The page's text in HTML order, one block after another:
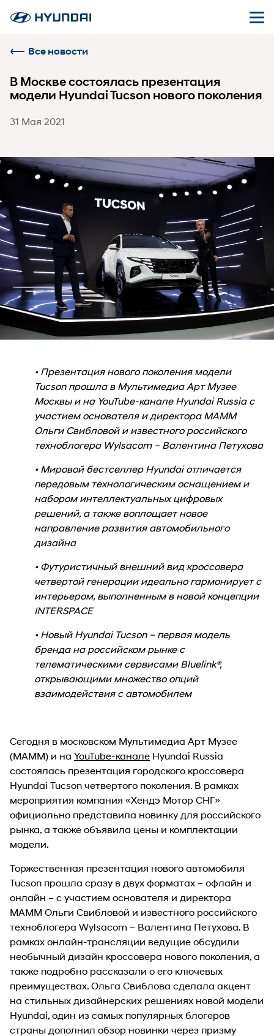
Все новости
В Москве состоялась презентация
модели Hyundai Tucson нового поколения
31 Мая 2021
• Презентация нового поколения модели
Tucson прошла в Мультимедиа Арт Музее
Москвы и на YouTube-канале Hyundai Russia с
участием основателя и директора МАММ
Ольги Свибловой и известного российского
техноблогера Wylsacom – Валентина Петухова
• Мировой бестселлер Hyundai отличается
передовым технологическим оснащением и
набором интеллектуальных цифровых
решений, а также воплощает новое
направление развития автомобильного
дизайна
• Футуристичный внешний вид кроссовера
четвертой генерации идеально гармонирует с
интерьером, выполненным в новой концепции
INTERSPACE
• Новый Hyundai Tucson – первая модель
бренда на российском рынке с
телематическими сервисами Bluelink®,
открывающими множество опций
взаимодействия с автомобилем
Сегодня в московском Мультимедиа Арт Музее
(МАММ) и на YouTube-канале Hyundai Russia
состоялась презентация городского кроссовера
Hyundai Tucson четвертого поколения. В рамках
мероприятия компания «Хендэ Мотор СНГ»
официально представила новинку для российского
рынка, а также объявила цены и комплектации
модели.
Торжественная презентация нового автомобиля
Tucson прошла сразу в двух форматах – офлайн и
онлайн – с участием основателя и директора
МАММ Ольги Свибловой и известного российского
техноблогера Wylsacom – Валентина Петухова. В
рамках онлайн-трансляции ведущие обсудили
необычный дизайн кроссовера нового поколения, а
также подробно рассказали о его ключевых
преимуществах. Ольга Свиблова сделала акцент
на стильных дизайнерских решениях новой модели
Hyundai, один из самых популярных блогеров
страны дополнил обзор новинки через призму